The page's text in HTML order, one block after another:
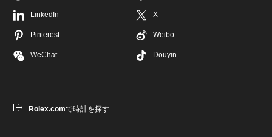
LinkedIn X
Pinterest Weibo
WeChat Douyin
Rolex.comで時計を探す